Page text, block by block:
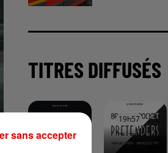
TITRES DIFFUSÉS
19h57
19h57
sans accepter